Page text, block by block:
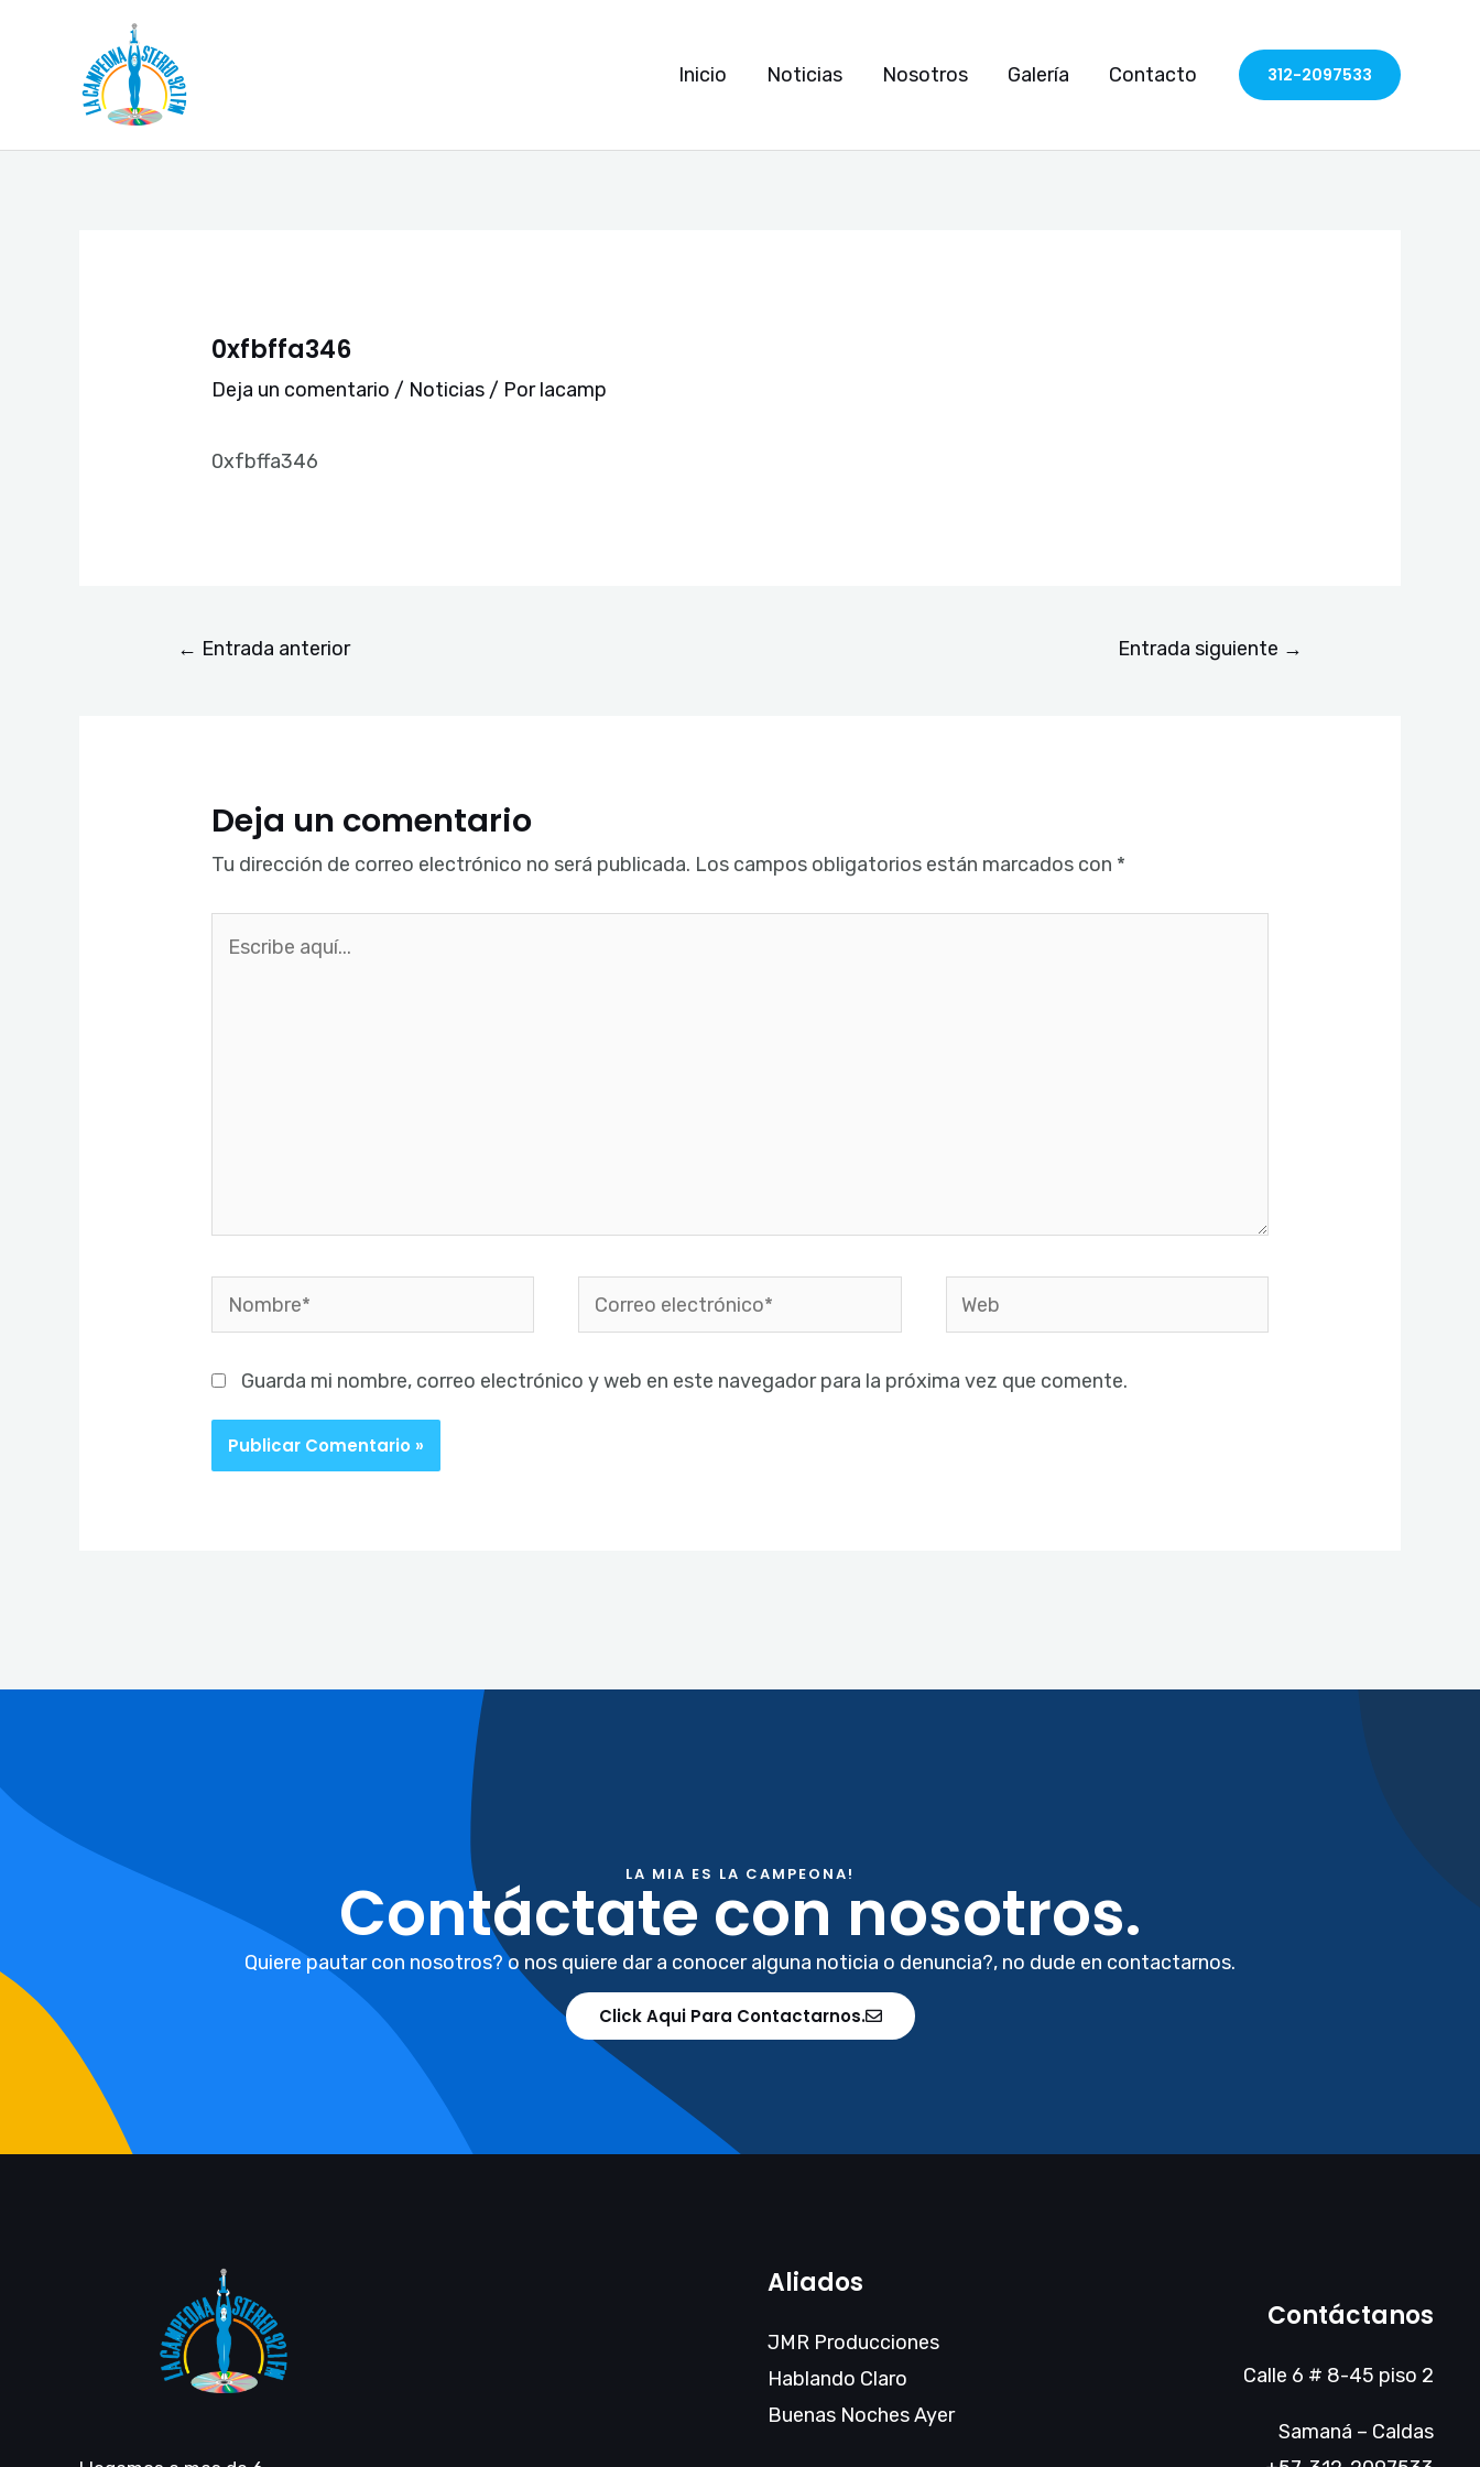
contenido
Inicio Noticias Nosotros Galería Contacto 312-2097533
0xfbffa346
Deja un comentario / Noticias / Porlacamp
0xfbffa346
de
entradas
← Entrada anterior Entrada siguiente →
Deja un comentario
Tu dirección de correo electrónico no será publicada. Los campos obligatorios están marcados con *
Nombre*
Correo
electrónico*
Web
Guarda mi nombre, correo electrónico y web en este navegador para la próxima vez que comente.
LA MIA ES LA CAMPEONA!
Contáctate con nosotros.
Quiere pautar con nosotros? o nos quiere dar a conocer alguna noticia o denuncia?, no dude en contactarnos.
Click Aqui Para Contactarnos.
Aliados
JMR Producciones
Hablando Claro
Buenas Noches Ayer
Contáctanos
Calle 6 # 8-45 piso 2
Samaná – Caldas